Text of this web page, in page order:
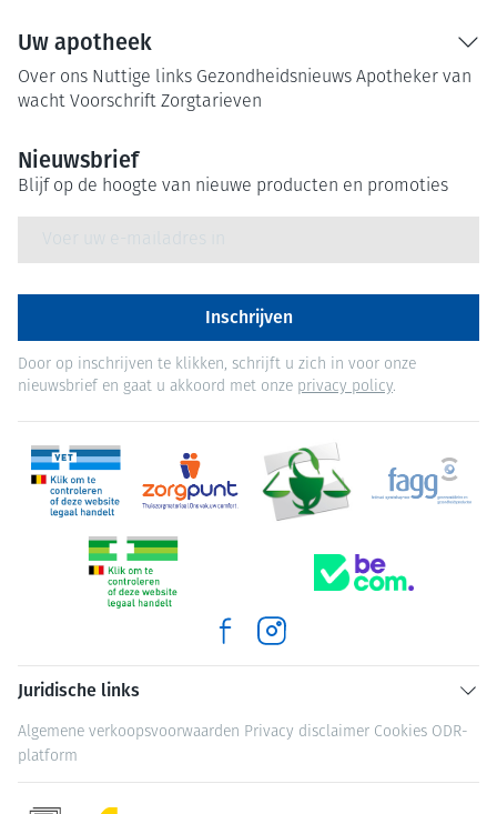
Uw apotheek
Over ons Nuttige links Gezondheidsnieuws Apotheker van
wacht Voorschrift Zorgtarieven
Nieuwsbrief
Blijf op de hoogte van nieuwe producten en promoties
Inschrijven
Door op inschrijven te klikken, schrijft u zich in voor onze
nieuwsbrief en gaat u akkoord met onze privacy policy.
Juridische links
Algemene verkoopsvoorwaarden Privacy disclaimer Cookies ODR-
platform